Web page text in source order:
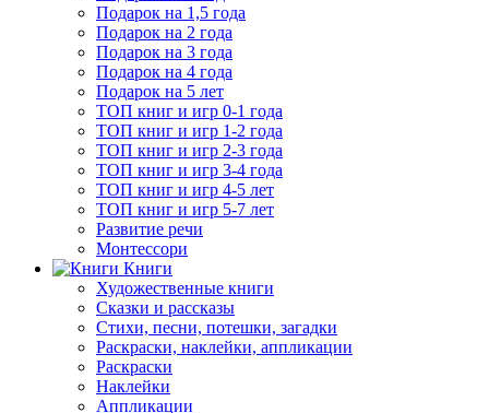
Подарок на 1,5 года
Подарок на 2 года
Подарок на 3 года
Подарок на 4 года
Подарок на 5 лет
ТОП книг и игр 0-1 года
ТОП книг и игр 1-2 года
ТОП книг и игр 2-3 года
ТОП книг и игр 3-4 года
ТОП книг и игр 4-5 лет
ТОП книг и игр 5-7 лет
Развитие речи
Монтессори
Книги
Художественные книги
Сказки и рассказы
Стихи, песни, потешки, загадки
Раскраски, наклейки, аппликации
Раскраски
Наклейки
Аппликации